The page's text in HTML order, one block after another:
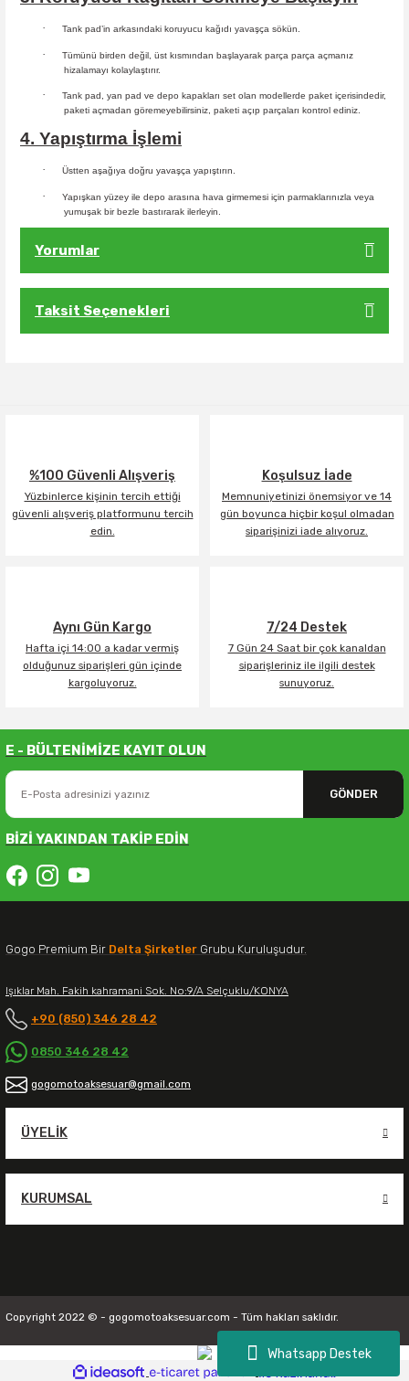
Whatsapp Destek
· Tank pad’in arkasındaki koruyucu kağıdı yavaşça sökün.
·
Tümünü birden değil, üst kısmından başlayarak parça parça açmanız
hizalamayı kolaylaştırır.
·
Tank pad, yan pad ve depo kapakları set olan modellerde paket içerisindedir,
paketi açmadan göremeyebilirsiniz, paketi açıp parçaları kontrol ediniz.
4. Yapıştırma İşlemi
· Üstten aşağıya doğru yavaşça yapıştırın.
·
Yapışkan yüzey ile depo arasına hava girmemesi için parmaklarınızla veya
yumuşak bir bezle bastırarak ilerleyin.
Yorumlar
Taksit Seçenekleri
%100 Güvenli Alışveriş
Yüzbinlerce kişinin tercih ettiği
güvenli alışveriş platformunu tercih
edin.
Koşulsuz İade
Memnuniyetinizi önemsiyor ve 14
gün boyunca hiçbir koşul olmadan
siparişinizi iade alıyoruz.
Aynı Gün Kargo
Hafta içi 14:00 a kadar vermiş
olduğunuz siparişleri gün içinde
kargoluyoruz.
7/24 Destek
7 Gün 24 Saat bir çok kanaldan
siparişleriniz ile ilgili destek
sunuyoruz.
E - BÜLTENİMİZE KAYIT OLUN
GÖNDER
BİZİ YAKINDAN TAKİP EDİN
Gogo Premium Bir Delta Şirketler Grubu Kuruluşudur.
Işıklar Mah. Fakih kahramani Sok. No:9/A Selçuklu/KONYA
+90 (850) 346 28 42
0850 346 28 42
gogomotoaksesuar@gmail.com
ÜYELIK
KURUMSAL
Copyright 2022 © - gogomotoaksesuar.com - Tüm hakları saklıdır.
ideasoft